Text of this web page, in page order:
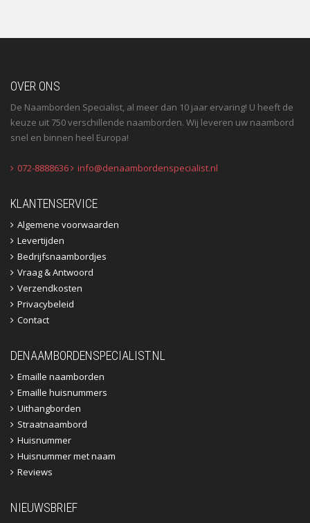
OVER ONS
De Naamborden Specialist, al meer dan 10 jaar ervaring! U heeft de
keuze uit 750 verschillende naamborden. Wij leveren uw naambord
snel en binnen heel Europa!
072-8888636 info@denaambordenspecialist.nl
KLANTENSERVICE
Algemene voorwaarden
Levertijden
Bedrijfsnaambordjes
Vraag & Antwoord
Verzendkosten
Privacybeleid
Contact
DENAAMBORDENSPECIALIST.NL
Emaille naamborden
Emaille huisnummers
Uithangborden
Straatnaambord
Huisnummer
Huisnummer met naam
Reviews
NIEUWSBRIEF